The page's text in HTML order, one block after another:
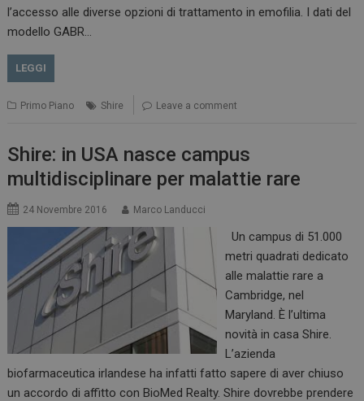
l’accesso alle diverse opzioni di trattamento in emofilia. I dati del
modello GABR…
LEGGI
Primo Piano Shire Leave a comment
Shire: in USA nasce campus
multidisciplinare per malattie rare
24 Novembre 2016 Marco Landucci
Un campus di 51.000
metri quadrati dedicato
alle malattie rare a
Cambridge, nel
Maryland. È l’ultima
novità in casa Shire.
L’azienda
biofarmaceutica irlandese ha infatti fatto sapere di aver chiuso
un accordo di affitto con BioMed Realty. Shire dovrebbe prendere